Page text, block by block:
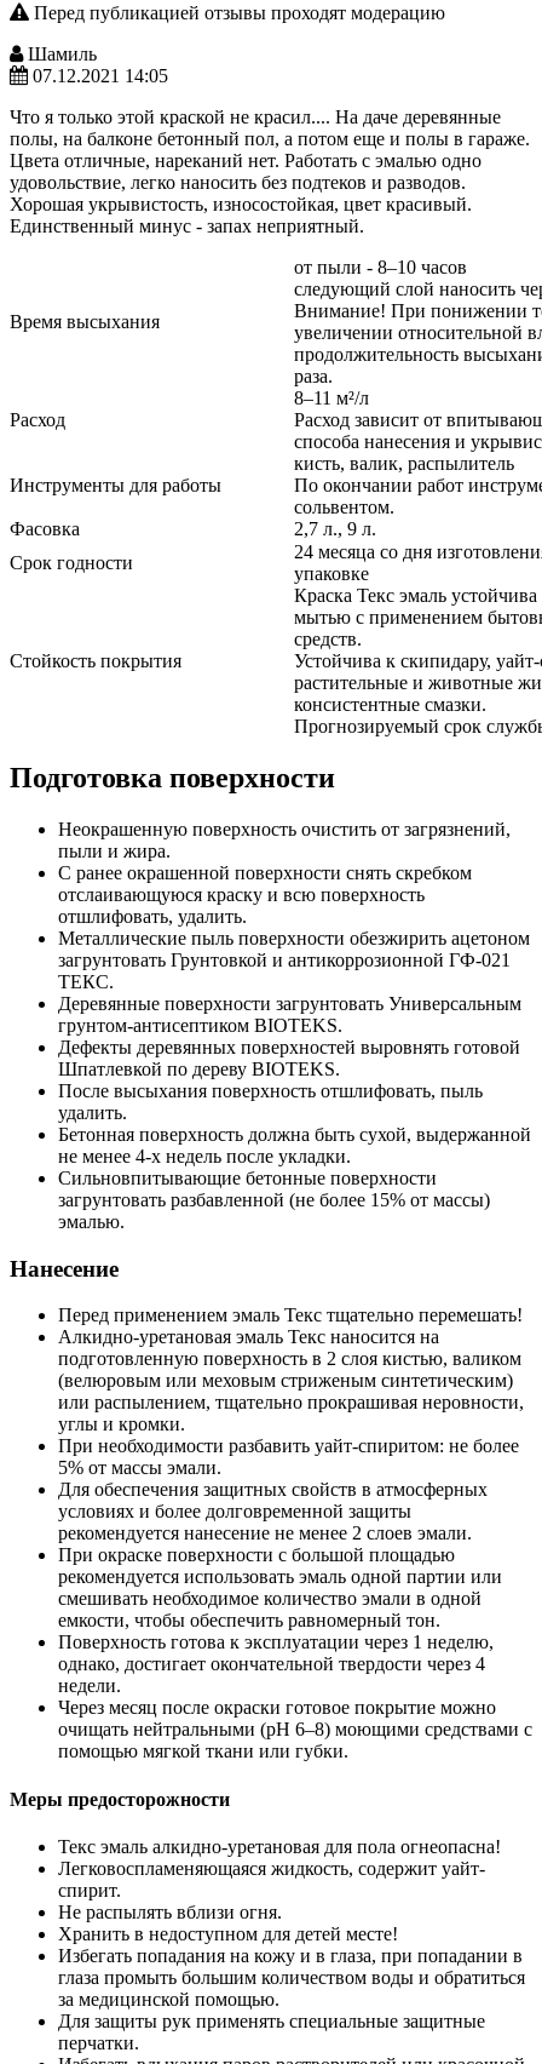
Перед публикацией отзывы проходят модерацию
Шамиль
07.12.2021 14:05
Что я только этой краской не красил.... На даче деревянные
полы, на балконе бетонный пол, а потом еще и полы в гараже.
Цвета отличные, нареканий нет. Работать с эмалью одно
удовольствие, легко наносить без подтеков и разводов.
Хорошая укрывистость, износостойкая, цвет красивый.
Единственный минус - запах неприятный.
Время высыхания
от пыли - 8–10 часов
следующий слой наносить
Внимание! При понижении
увеличении относительной
продолжительность
раза.
Расход
8–11 м²/л
Расход зависит от
способа нанесения и
Инструменты для работы
кисть, валик, распылитель
По окончании работ
сольвентом.
Фасовка
2,7 л., 9 л.
Срок годности
24 месяца со дня
упаковке
Стойкость покрытия
Краска Текс эмаль
мытью с применением
средств.
Устойчива к скипидару,
растительные и животные
консистентные смазки.
Прогнозируемый срок
Подготовка поверхности
Неокрашенную поверхность очистить от загрязнений,
пыли и жира.
С ранее окрашенной поверхности снять скребком
отслаивающуюся краску и всю поверхность
отшлифовать, удалить.
Металлические пыль поверхности обезжирить ацетоном
загрунтовать Грунтовкой и антикоррозионной ГФ-021
ТЕКС.
Деревянные поверхности загрунтовать Универсальным
грунтом-антисептиком BIOTEKS.
Дефекты деревянных поверхностей выровнять готовой
Шпатлевкой по дереву BIOTEKS.
После высыхания поверхность отшлифовать, пыль
удалить.
Бетонная поверхность должна быть сухой, выдержанной
не менее 4-х недель после укладки.
Сильновпитывающие бетонные поверхности
загрунтовать разбавленной (не более 15% от массы)
эмалью.
Нанесение
Перед применением эмаль Текс тщательно перемешать!
Алкидно-уретановая эмаль Текс наносится на
подготовленную поверхность в 2 слоя кистью, валиком
(велюровым или меховым стриженым синтетическим)
или распылением, тщательно прокрашивая неровности,
углы и кромки.
При необходимости разбавить уайт-спиритом: не более
5% от массы эмали.
Для обеспечения защитных свойств в атмосферных
условиях и более долговременной защиты
рекомендуется нанесение не менее 2 слоев эмали.
При окраске поверхности с большой площадью
рекомендуется использовать эмаль одной партии или
смешивать необходимое количество эмали в одной
емкости, чтобы обеспечить равномерный тон.
Поверхность готова к эксплуатации через 1 неделю,
однако, достигает окончательной твердости через 4
недели.
Через месяц после окраски готовое покрытие можно
очищать нейтральными (pH 6–8) моющими средствами с
помощью мягкой ткани или губки.
Меры предосторожности
Текс эмаль алкидно-уретановая для пола огнеопасна!
Легковоспламеняющаяся жидкость, содержит уайт-
спирит.
Не распылять вблизи огня.
Хранить в недоступном для детей месте!
Избегать попадания на кожу и в глаза, при попадании в
глаза промыть большим количеством воды и обратиться
за медицинской помощью.
Для защиты рук применять специальные защитные
перчатки.